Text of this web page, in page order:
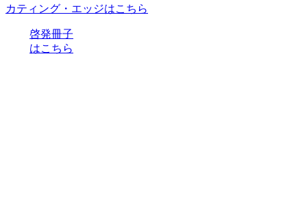
カティング・エッジはこちら
啓発冊子
はこちら